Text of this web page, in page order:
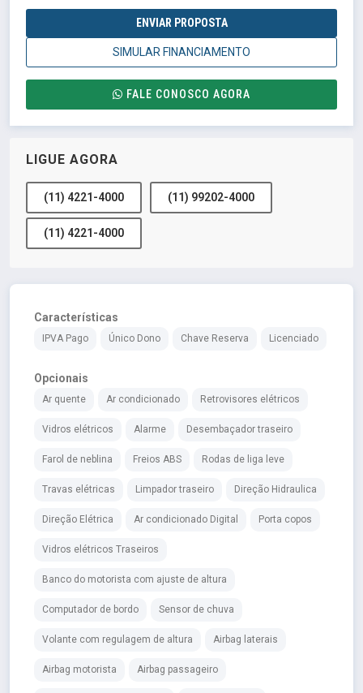
ENVIAR PROPOSTA
SIMULAR FINANCIAMENTO
FALE CONOSCO AGORA
LIGUE AGORA
(11) 4221-4000 (11) 99202-4000
(11) 4221-4000
Características
IPVA Pago Único Dono Chave Reserva Licenciado
Opcionais
Ar quente Ar condicionado Retrovisores elétricos
Vidros elétricos Alarme Desembaçador traseiro
Farol de neblina Freios ABS Rodas de liga leve
Travas elétricas Limpador traseiro Direção Hidraulica
Direção Elétrica Ar condicionado Digital Porta copos
Vidros elétricos Traseiros
Banco do motorista com ajuste de altura
Computador de bordo Sensor de chuva
Volante com regulagem de altura Airbag laterais
Airbag motorista Airbag passageiro